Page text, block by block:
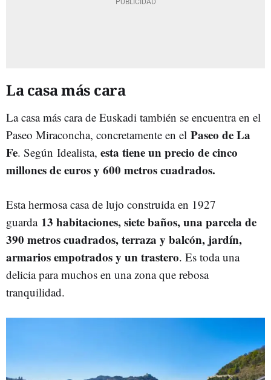
La casa más cara
La casa más cara de Euskadi también se encuentra en el
Paseo Miraconcha, concretamente en el Paseo de La
Fe. Según Idealista, esta tiene un precio de cinco
millones de euros y 600 metros cuadrados.
Esta hermosa casa de lujo construida en 1927
guarda 13 habitaciones, siete baños, una parcela de
390 metros cuadrados, terraza y balcón, jardín,
armarios empotrados y un trastero. Es toda una
delicia para muchos en una zona que rebosa
tranquilidad.